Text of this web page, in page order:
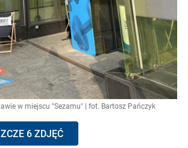
w miejscu "Sezamu" | fot. Bartosz Pańczyk
6 ZDJĘĆ